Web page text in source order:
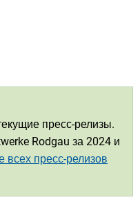
пресс-релизы.
Rodgau за 2024 и
всех пресс-релизов